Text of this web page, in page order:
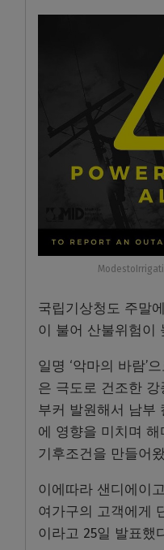
국립기상청도 주말
이 불어 산불위험이
일명 ‘악마의 바람’
은 극도로 건조한
부커 발원해서 남부
에 영향을 미치며
기후조건을 만들어
이에따라 샌디에이
여가구의 고객에게
이라고 25일 발표했